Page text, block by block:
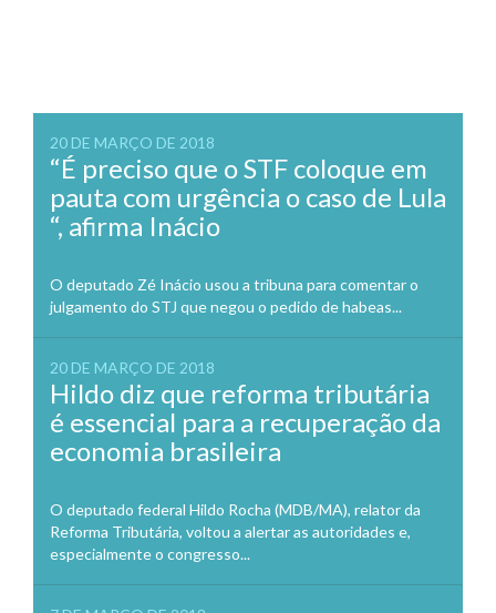
20 DE MARÇO DE 2018
“É preciso que o STF coloque em
pauta com urgência o caso de Lula
“, afirma Inácio
O deputado Zé Inácio usou a tribuna para comentar o
julgamento do STJ que negou o pedido de habeas...
20 DE MARÇO DE 2018
Hildo diz que reforma tributária
é essencial para a recuperação da
economia brasileira
O deputado federal Hildo Rocha (MDB/MA), relator da
Reforma Tributária, voltou a alertar as autoridades e,
especialmente o congresso...